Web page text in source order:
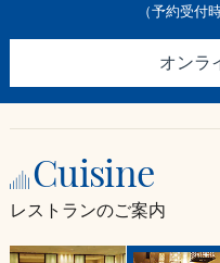
（予約受付
オンラ
Cuisine
レストランのご案内